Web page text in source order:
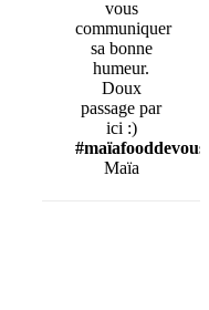
vous
communiquer
sa bonne
humeur.
Doux
passage par
ici :)
#maïafooddevous
Maïa